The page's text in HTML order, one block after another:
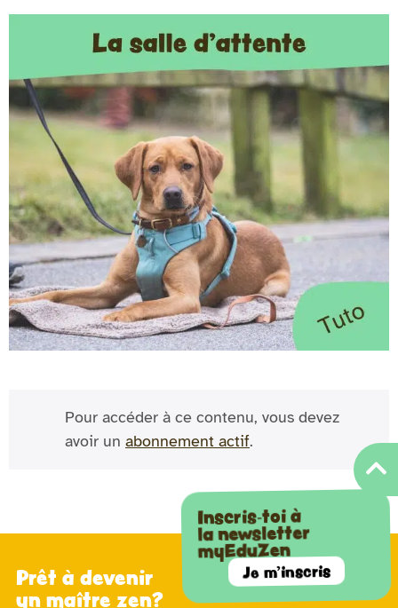
Pour accéder à ce contenu, vous devez
avoir un abonnement actif.
Prêt à devenir
un maître zen?
Inscris-toi à
la newsletter
myEduZen
Je m'inscris